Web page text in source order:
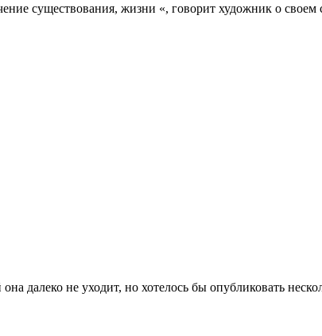
существования, жизни «, говорит художник о
далеко не уходит, но хотелось бы опубликовать